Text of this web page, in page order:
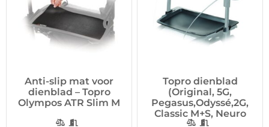
Anti-slip mat voor
dienblad – Topro
Olympos ATR Slim M
Topro dienblad
(Original, 5G,
Pegasus,Odyssé,2G,
Classic M+S, Neuro